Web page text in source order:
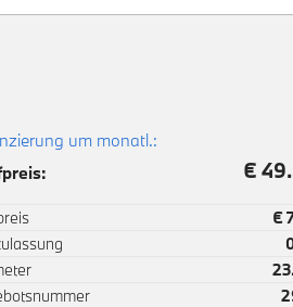
um monatl.:
€
€